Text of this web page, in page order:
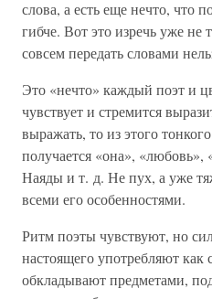
слова, а есть еще нечто, что
гибче. Вот это изречь уже не
совсем передать словами
Это «нечто» каждый поэт и
чувствует и стремится
выражать, то из этого
получается «она»,
Наяды и т. д. Не пух, а уже
всеми его особенностями.
Ритм поэты чувствуют, но
настоящего употребляют
обкладывают предметами,